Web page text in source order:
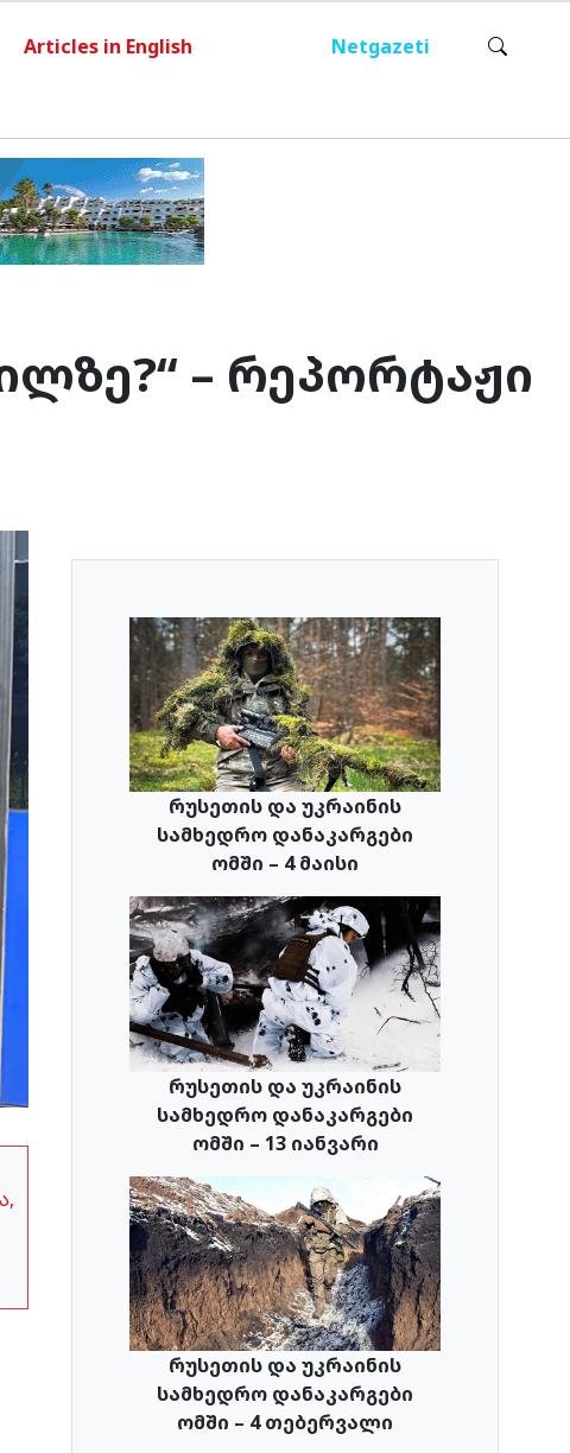
Articles in English Netgazeti
– რეპორტაჟი
რუსეთის და უკრაინის
სამხედრო დანაკარგები
ომში – 4 მაისი
რუსეთის და უკრაინის
სამხედრო დანაკარგები
ომში – 13 იანვარი
რუსეთის და უკრაინის
სამხედრო დანაკარგები
ომში – 4 თებერვალი